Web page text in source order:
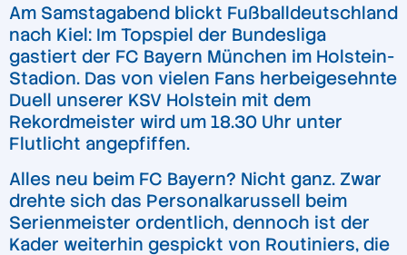
Am Samstagabend blickt Fußballdeutschland
nach Kiel: Im Topspiel der Bundesliga
gastiert der FC Bayern München im Holstein-
Stadion. Das von vielen Fans herbeigesehnte
Duell unserer KSV Holstein mit dem
Rekordmeister wird um 18.30 Uhr unter
Flutlicht angepfiffen.
Alles neu beim FC Bayern? Nicht ganz. Zwar
drehte sich das Personalkarussell beim
Serienmeister ordentlich, dennoch ist der
Kader weiterhin gespickt von Routiniers, die